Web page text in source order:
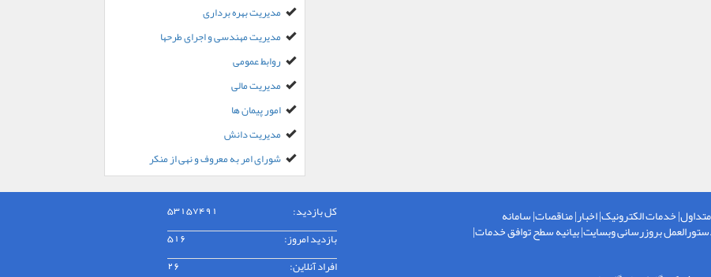
مدیریت بهره برداری
مدیریت مهندسی و اجرای طرحها
روابط عمومی
مدیریت مالی
امور پیمان ها
مدیریت دانش
شورای امر به معروف و نهی از منکر
|خدمات الکترونیک|اخبار|مناقصات|سامانه
بروزرسانی وبسایت|بیانیه سطح توافق خدمات|
کل بازدید: 53157491
بازدید امروز: 516
افراد آنلاین: 26